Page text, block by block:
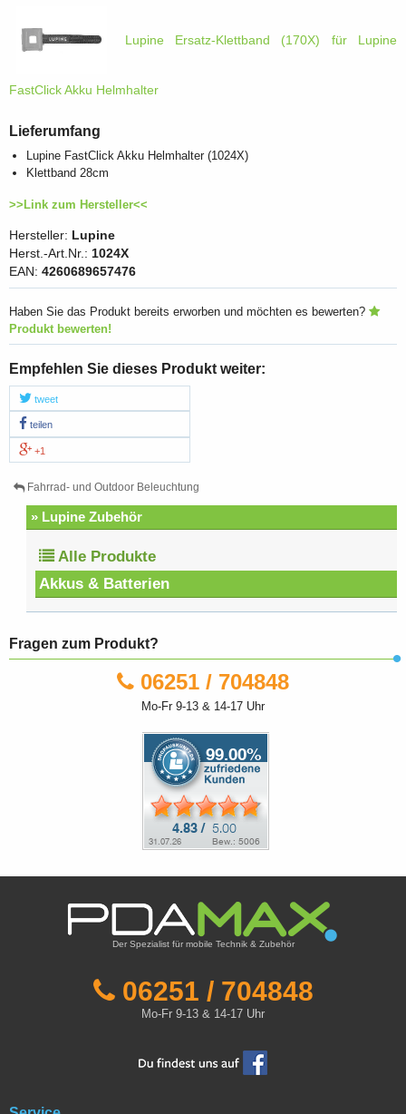
Lupine Ersatz-Klettband (170X) für Lupine
FastClick Akku Helmhalter
Lieferumfang
Lupine FastClick Akku Helmhalter (1024X)
Klettband 28cm
>>Link zum Hersteller<<
Hersteller: Lupine
Herst.-Art.Nr.: 1024X
EAN: 4260689657476
Haben Sie das Produkt bereits erworben und möchten es bewerten?
Produkt bewerten!
Empfehlen Sie dieses Produkt weiter:
tweet
teilen
+1
Fahrrad- und Outdoor Beleuchtung
» Lupine Zubehör
Alle Produkte
Akkus & Batterien
Fragen zum Produkt?
06251 / 704848
Mo-Fr 9-13 & 14-17 Uhr
Der Spezialist für mobile Technik & Zubehör
06251 / 704848
Mo-Fr 9-13 & 14-17 Uhr